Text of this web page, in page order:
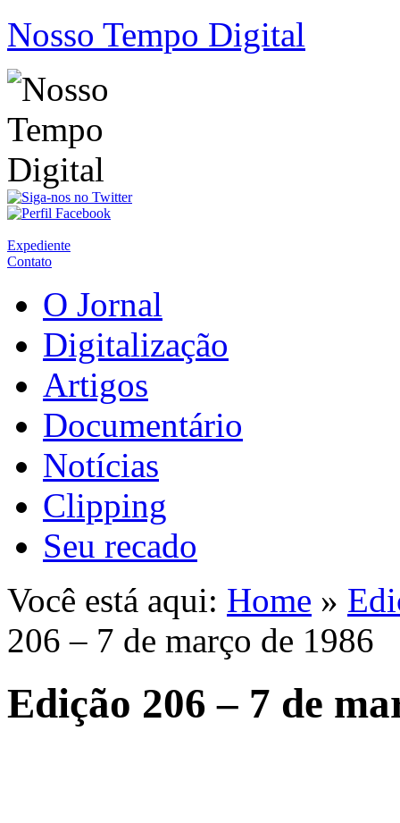
Nosso Tempo Digital
Expediente
Contato
O Jornal
Digitalização
Artigos
Documentário
Notícias
Clipping
Seu recado
Você está aqui: Home »
206 – 7 de março de 1986
Edição 206 – 7 de